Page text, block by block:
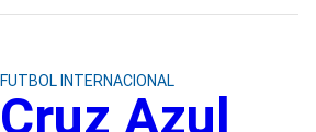
FUTBOL INTERNACIONAL
Cruz Azul